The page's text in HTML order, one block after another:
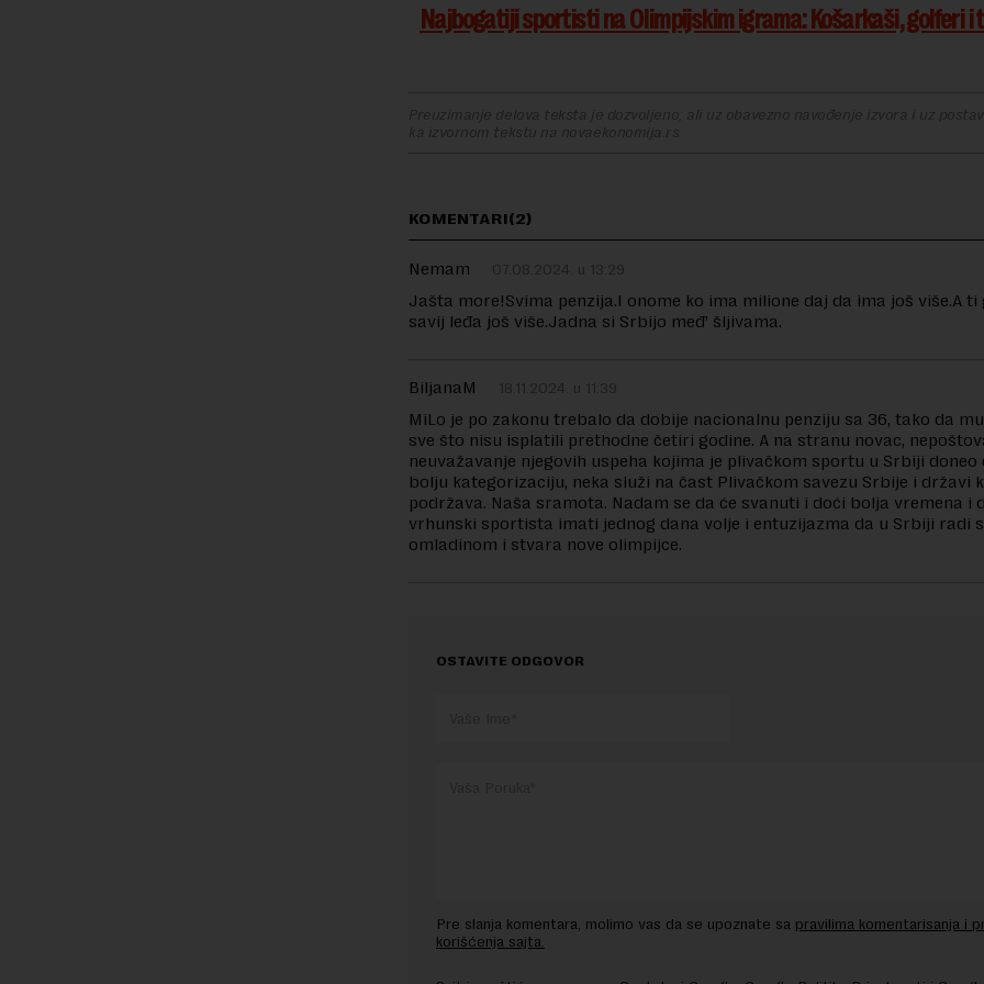
Najbogatiji sportisti na Olimpijskim igrama: Košarkaši, golferi i
Preuzimanje delova teksta je dozvoljeno, ali uz obavezno navođenje izvora i uz
ka izvornom tekstu na novaekonomija.rs
KOMENTARI(2)
Nemam 07.08.2024. u 13:29
Jašta more!Svima penzija.I onome ko ima milione daj da ima još više.A ti
savij leđa još više.Jadna si Srbijo međ’ šljivama.
BiljanaM 18.11.2024. u 11:39
MiLo je po zakonu trebalo da dobije nacionalnu penziju sa 36, tako da
sve što nisu isplatili prethodne četiri godine. A na stranu novac,
neuvažavanje njegovih uspeha kojima je plivačkom sportu u Srbiji doneo
bolju kategorizaciju, neka služi na čast Plivačkom savezu Srbije i državi
podržava. Naša sramota. Nadam se da će svanuti i doći bolja vremena i
vrhunski sportista imati jednog dana volje i entuzijazma da u Srbiji radi
omladinom i stvara nove olimpijce.
OSTAVITE ODGOVOR
Pre slanja komentara, molimo vas da se upoznate sa pravilima komentarisanja i
korišćenja sajta.